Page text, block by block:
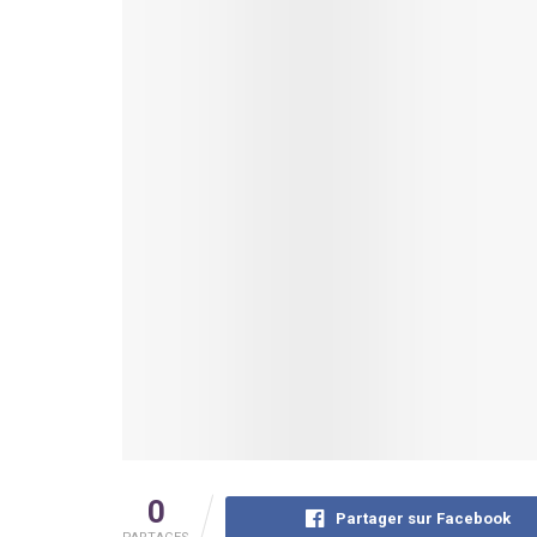
0 Partager sur Facebook